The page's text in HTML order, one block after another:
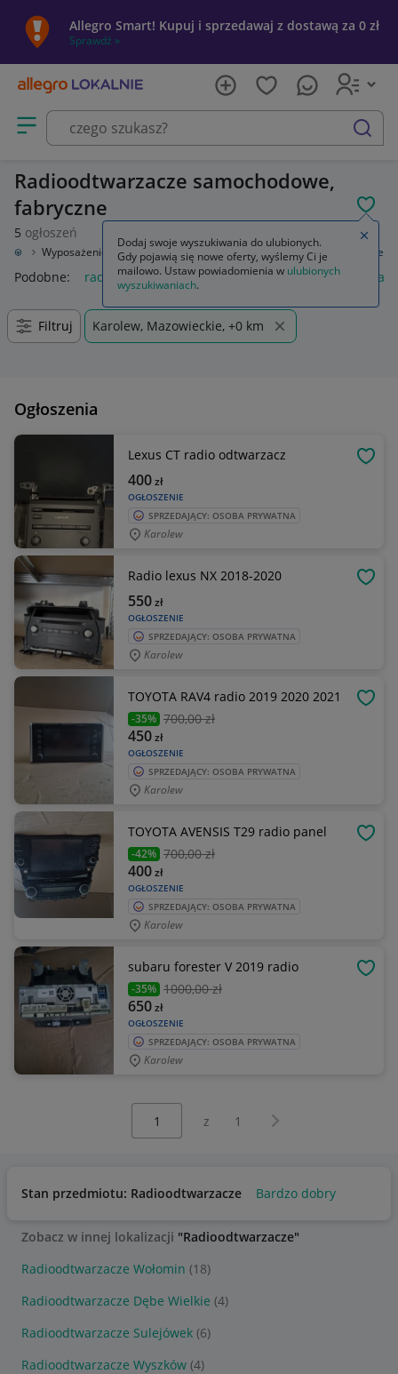
Allegro Smart! Kupuj i sprzedawaj z dostawą za 0 zł
Sprawdź »
Otwórz menu z kategoriami
szukaj
Radioodtwarzacze samochodowe,
fabryczne
5 ogłoszeń
Wyposażenie wnętrza Sprzęt audio fabryczny Radioodtwarzacze
Podobne: radioodtwarzacze radioodtwarzacz
Filtruj Karolew, Mazowieckie, +0 km
Ogłoszenia
Lexus CT radio odtwarzacz
OGŁOSZENIE
400zł
SPRZEDAJĄCY: OSOBA PRYWATNA
Karolew
Radio lexus NX 2018-2020
OGŁOSZENIE
550zł
SPRZEDAJĄCY: OSOBA PRYWATNA
Karolew
TOYOTA RAV4 radio 2019 2020 2021
-35% 700,00 zł
OGŁOSZENIE
450zł
SPRZEDAJĄCY: OSOBA PRYWATNA
Karolew
TOYOTA AVENSIS T29 radio panel
-42% 700,00 zł
OGŁOSZENIE
400zł
SPRZEDAJĄCY: OSOBA PRYWATNA
Karolew
subaru forester V 2019 radio
-35% 1000,00 zł
OGŁOSZENIE
650zł
SPRZEDAJĄCY: OSOBA PRYWATNA
Karolew
z 1 Następna strona
Stan przedmiotu: Radioodtwarzacze Bardzo dobry
Zobacz w innej lokalizacji "Radioodtwarzacze"
Radioodtwarzacze Wołomin (18)
Radioodtwarzacze Dębe Wielkie (4)
Radioodtwarzacze Sulejówek (6)
Radioodtwarzacze Wyszków (4)
Dodaj swoje wyszukiwania do ulubionych.
Gdy pojawią się nowe oferty, wyślemy Ci je
mailowo. Ustaw powiadomienia w ulubionych
wyszukiwaniach.